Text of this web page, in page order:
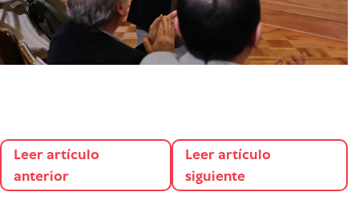
Leer artículo
anterior
Leer artículo
siguiente